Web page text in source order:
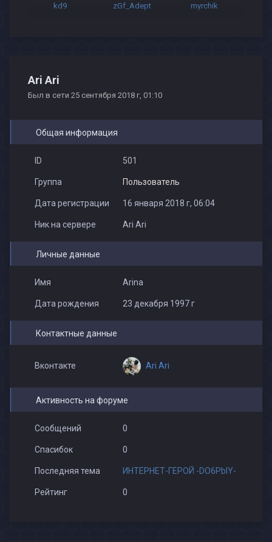
kd9 zGf_Adept myrchik
Ari Ari
Был в сети 25 сентября 2018 г, 01:10
Общая информация
ID 501
Группа Пользователь
Дата регистрации 16 января 2018 г, 06:04
Ник на сервере Ari Ari
Личные данные
Имя Arina
Дата рождения 23 декабря 1997 г
Контактные данные
Вконтакте Ari Ari
Активность на форуме
Сообщений 0
Спасибок 0
Последняя тема ИНТЕРНЕТ-ГЕРОЙ -DO6PbIY-
Рейтинг 0